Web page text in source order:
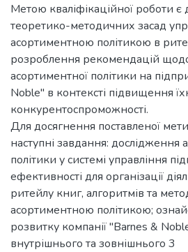
Метою кваліфікаційної роботи є
теоретико-методичних засад
асортиментною політикою в
розроблення рекомендацій
асортиментної політики на
Noble" в контексті підвищення
конкурентоспроможності.
Для досягнення поставленої
наступні завдання: дослідження
політики у системі управління
ефективності для організації
ритейлу книг, алгоритмів та
асортиментною політикою;
розвитку компанії "Barnes &
внутрішнього та зовнішнього 3